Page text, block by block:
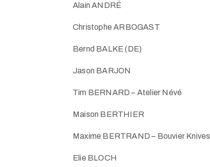
Alain ANDRÉ
Christophe ARBOGAST
Bernd BALKE (DE)
Jason BARJON
Tim BERNARD – Atelier Névé
Maison BERTHIER
Maxime BERTRAND – Bouvier Knives
Elie BLOCH